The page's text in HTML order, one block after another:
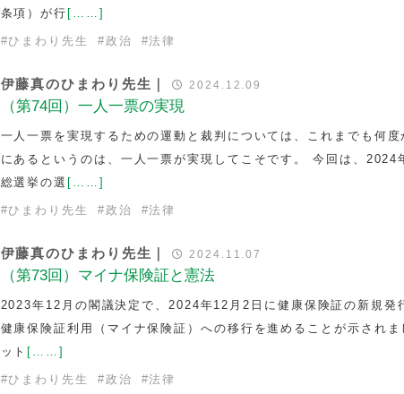
条項）が行 [……]
#ひまわり先生 #政治 #法律
伊藤真のひまわり先生｜ 2024.12.09
（第74回）一人一票の実現
一人一票を実現するための運動と裁判については、これまでも何
にあるというのは、一人一票が実現してこそです。 今回は、2024
総選挙の選 [……]
#ひまわり先生 #政治 #法律
伊藤真のひまわり先生｜ 2024.11.07
（第73回）マイナ保険証と憲法
2023年12月の閣議決定で、2024年12月2日に健康保険証の新規発
健康保険証利用（マイナ保険証）への移行を進めることが示され
ット [……]
#ひまわり先生 #政治 #法律